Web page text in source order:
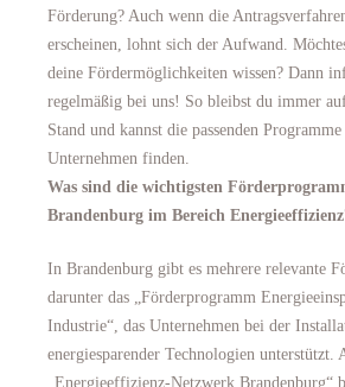
Förderung? Auch wenn die
erscheinen, lohnt sich der Aufwand.
deine Fördermöglichkeiten wissen? Dann
regelmäßig bei uns! So bleibst du immer
Stand und kannst die passenden
Unternehmen finden.
Was sind die wichtigsten
Brandenburg im Bereich
In Brandenburg gibt es mehrere relevante
darunter das „Förderprogramm
Industrie“, das Unternehmen bei der
energiesparender Technologien unterstützt.
„Energieeffizienz-Netzwerk Brandenburg“